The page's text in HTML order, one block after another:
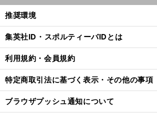
推奨環境
集英社ID・スポルティーバIDとは
利用規約・会員規約
特定商取引法に基づく表示・その他の事項
ブラウザプッシュ通知について